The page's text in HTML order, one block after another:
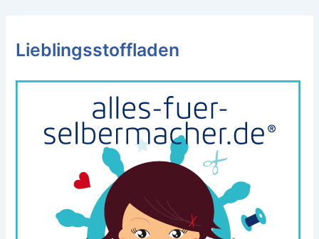
Lieblingsstoffladen